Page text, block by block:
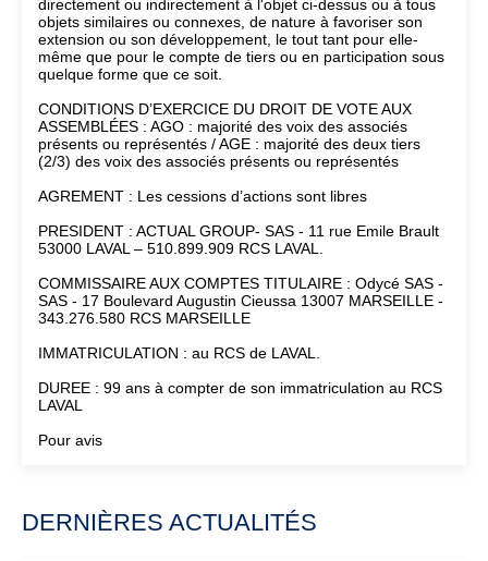
directement ou indirectement à l'objet ci-dessus ou à tous
objets similaires ou connexes, de nature à favoriser son
extension ou son développement, le tout tant pour elle-
même que pour le compte de tiers ou en participation sous
quelque forme que ce soit.
CONDITIONS D’EXERCICE DU DROIT DE VOTE AUX
ASSEMBLÉES : AGO : majorité des voix des associés
présents ou représentés / AGE : majorité des deux tiers
(2/3) des voix des associés présents ou représentés
AGREMENT : Les cessions d’actions sont libres
PRESIDENT : ACTUAL GROUP- SAS - 11 rue Emile Brault
53000 LAVAL – 510.899.909 RCS LAVAL.
COMMISSAIRE AUX COMPTES TITULAIRE : Odycé SAS -
SAS - 17 Boulevard Augustin Cieussa 13007 MARSEILLE -
343.276.580 RCS MARSEILLE
IMMATRICULATION : au RCS de LAVAL.
DUREE : 99 ans à compter de son immatriculation au RCS
LAVAL
Pour avis
DERNIÈRES ACTUALITÉS